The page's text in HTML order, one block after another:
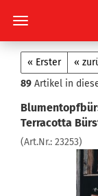
« Erster «
89 Artikel in
Terracotta
(Art.Nr.: 23253)